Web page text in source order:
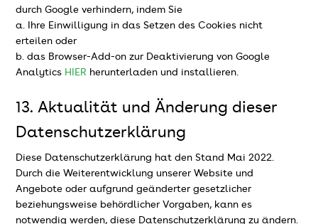
durch Google verhindern, indem Sie
a. Ihre Einwilligung in das Setzen des Cookies nicht
erteilen oder
b. das Browser-Add-on zur Deaktivierung von Google
Analytics HIER herunterladen und installieren.
13. Aktualität und Änderung dieser
Datenschutzerklärung
Diese Datenschutzerklärung hat den Stand Mai 2022.
Durch die Weiterentwicklung unserer Website und
Angebote oder aufgrund geänderter gesetzlicher
beziehungsweise behördlicher Vorgaben, kann es
notwendig werden, diese Datenschutzerklärung zu ändern.